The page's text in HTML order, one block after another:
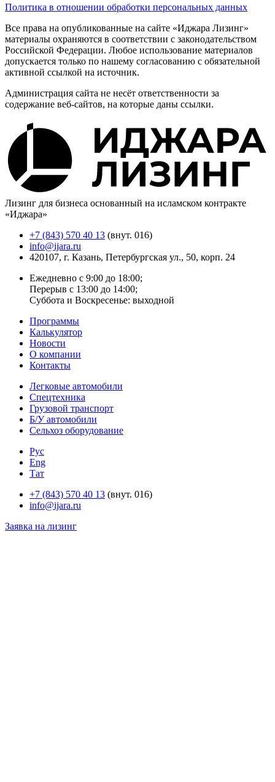
Политика в отношении обработки персональных данных
Все права на опубликованные на сайте «Иджара Лизинг»
материалы охраняются в соответствии с законодательством
Российской Федерации. Любое использование материалов
допускается только по нашему согласованию с обязательной
активной ссылкой на источник.
Администрация сайта не несёт ответственности за
содержание веб-сайтов, на которые даны ссылки.
Лизинг для бизнеса основанный на исламском контракте
«Иджара»
+7 (843) 570 40 13 (внут. 016)
info@ijara.ru
420107, г. Казань, Петербургская ул., 50, корп. 24
Ежедневно с 9:00 до 18:00;
Перерыв с 13:00 до 14:00;
Суббота и Воскресенье: выходной
Программы
Калькулятор
Новости
О компании
Контакты
Легковые автомобили
Спецтехника
Грузовой транспорт
Б/У автомобили
Сельхоз оборудование
Рус
Eng
Тат
+7 (843) 570 40 13 (внут. 016)
info@ijara.ru
Заявка на лизинг